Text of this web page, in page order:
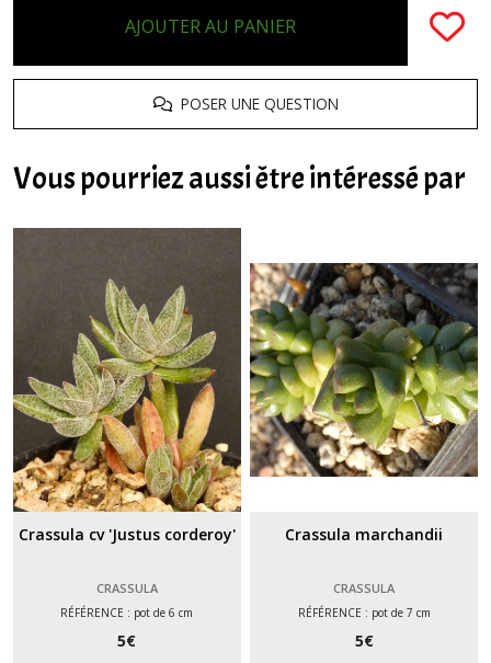
AJOUTER AU PANIER
POSER UNE QUESTION
Vous pourriez aussi être intéressé par
Crassula cv 'Justus corderoy'
CRASSULA
RÉFÉRENCE : pot de 6 cm
5€
Crassula marchandii
CRASSULA
RÉFÉRENCE : pot de 7 cm
5€